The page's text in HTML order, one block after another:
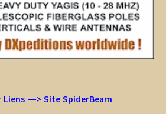
Liens —> Site SpiderBeam